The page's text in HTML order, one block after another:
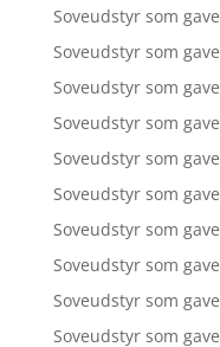
Soveudstyr som gave
Soveudstyr som gave
Soveudstyr som gave
Soveudstyr som gave
Soveudstyr som gave
Soveudstyr som gave
Soveudstyr som gave
Soveudstyr som gave
Soveudstyr som gave
Soveudstyr som gave